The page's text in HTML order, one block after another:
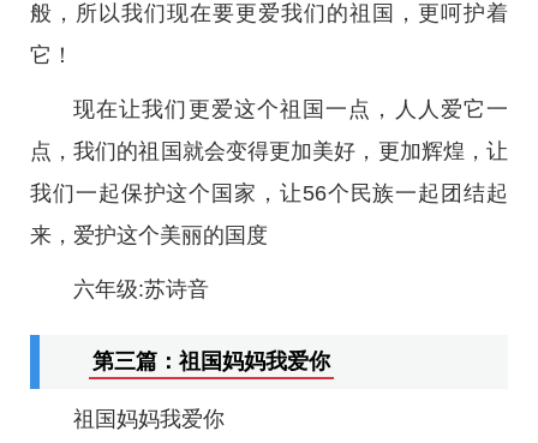
般，所以我们现在要更爱我们的祖国，更呵护着
它！
现在让我们更爱这个祖国一点，人人爱它一
点，我们的祖国就会变得更加美好，更加辉煌，让
我们一起保护这个国家，让56个民族一起团结起
来，爱护这个美丽的国度
六年级:苏诗音
第三篇：祖国妈妈我爱你
祖国妈妈我爱你